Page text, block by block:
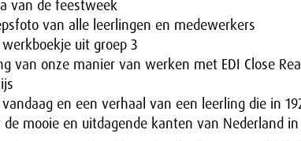
van de feestweek
van alle leerlingen en medewerkers
uit groep 3
van onze manier van werken met EDI Close
en een verhaal van een leerling die in
mooie en uitdagende kanten van Nederland